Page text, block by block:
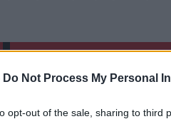
Do Not Process My Personal
opt-out of the sale, sharing to third
του CRETALIVE